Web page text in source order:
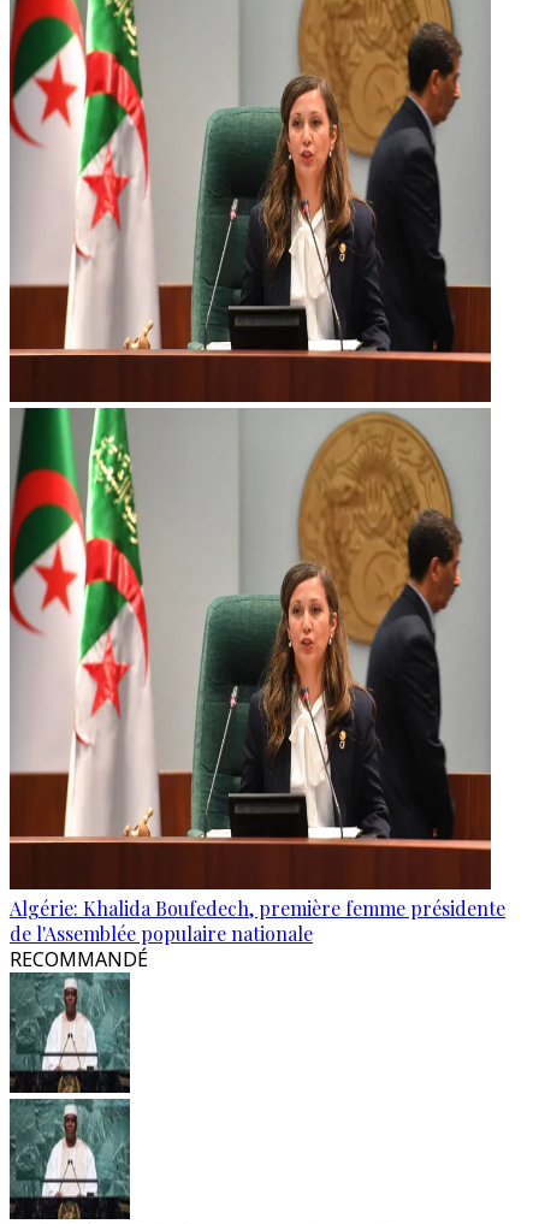
Algérie: Khalida Boufedech, première femme présidente
de l'Assemblée populaire nationale
RECOMMANDÉ